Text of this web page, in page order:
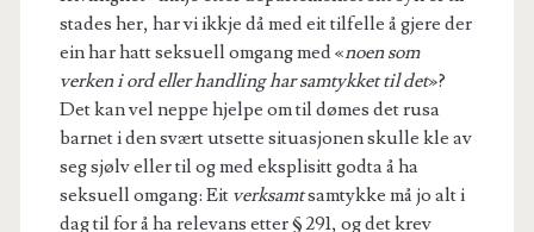
stades her, har vi ikkje då med eit tilfelle å gjere der
ein har hatt seksuell omgang med «noen som
verken i ord eller handling har samtykket til det»?
Det kan vel neppe hjelpe om til dømes det rusa
barnet i den svært utsette situasjonen skulle kle av
seg sjølv eller til og med eksplisitt godta å ha
seksuell omgang: Eit verksamtsamtykke må jo alt i
dag til for å ha relevans etter § 291, og det krev